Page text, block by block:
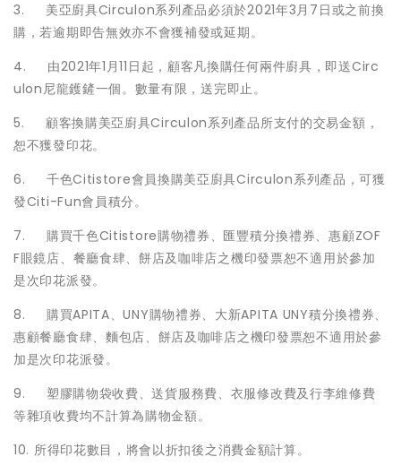
3. 美亞廚具Circulon系列產品必須於2021年3月7日或之前換
購，若逾期即告無效亦不會獲補發或延期。
4. 由2021年1月11日起，顧客凡換購任何兩件廚具，即送Circ
ulon尼龍鑊鏟一個。數量有限，送完即止。
5. 顧客換購美亞廚具Circulon系列產品所支付的交易金額，
恕不獲發印花。
6. 千色Citistore會員換購美亞廚具Circulon系列產品，可獲
發Citi-Fun會員積分。
7. 購買千色Citistore購物禮券、匯豐積分換禮券、惠顧ZOF
F眼鏡店、餐廳食肆、餅店及咖啡店之機印發票恕不適用於參加
是次印花派發。
8. 購買APITA、UNY購物禮券、大新APITA UNY積分換禮券、
惠顧餐廳食肆、麵包店、餅店及咖啡店之機印發票恕不適用於參
加是次印花派發。
9. 塑膠購物袋收費、送貨服務費、衣服修改費及行李維修費
等雜項收費均不計算為購物金額。
10. 所得印花數目，將會以折扣後之消費金額計算。